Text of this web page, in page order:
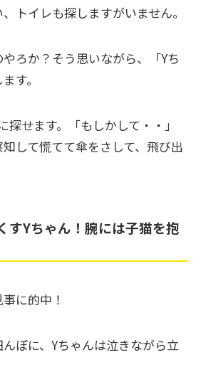
トイレも探しますがいません。
ろか？そう思いながら、「Yち
す。
探せます。「もしかして・・」
して慌てて傘をさして、飛び出
すYちゃん！腕には子猫を抱
に的中！
ぼに、Yちゃんは泣きながら立